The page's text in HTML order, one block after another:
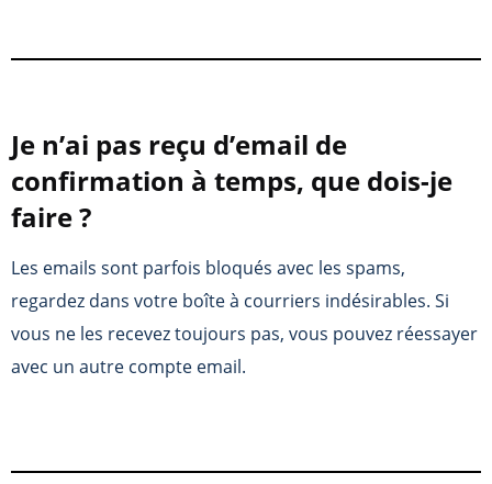
Je n’ai pas reçu d’email de
confirmation à temps, que dois-je
faire ?
Les emails sont parfois bloqués avec les spams,
regardez dans votre boîte à courriers indésirables. Si
vous ne les recevez toujours pas, vous pouvez réessayer
avec un autre compte email.